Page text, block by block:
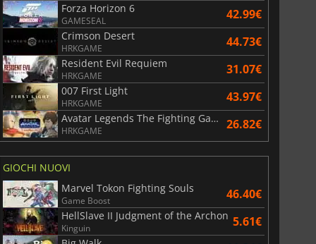
Forza Horizon 6
GAMESEAL 42.99€
Crimson Desert
HRKGAME 44.73€
Resident Evil Requiem
HRKGAME 31.07€
007 First Light
HRKGAME 43.97€
Avatar Legends The Fighting Game
HRKGAME 26.82€
GIOCHI NUOVI
Marvel Tokon Fighting Souls
Game Boost 46.40€
HellSlave II Judgment of the Archon
Kinguin 5.61€